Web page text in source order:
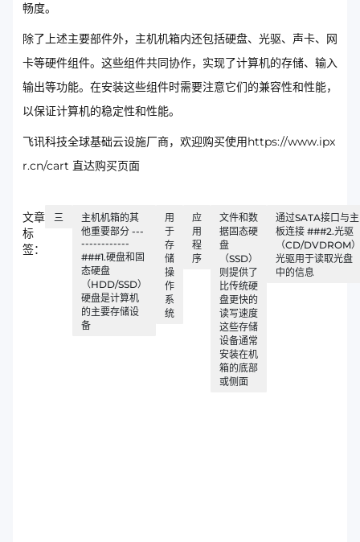
畅度。
除了上述主要部件外，主机机箱内还包括硬盘、光驱、声卡、网
卡等硬件组件。这些组件共同协作，实现了计算机的存储、输入
输出等功能。在安装这些组件时需要注意它们的兼容性和性能，
以保证计算机的稳定性和性能。
飞讯科技全球基础云设施厂商，欢迎购买使用https://www.ipx
r.cn/cart 直达购买页面
文章
标
签：
三
主机机箱的其
他重要部分 ---
------------
###1.硬盘和固
态硬盘
（HDD/SSD）
硬盘是计算机
的主要存储设
备
用
于
存
储
操
作
系
统
应
用
程
序
文件和数
据固态硬
盘
（SSD）
则提供了
比传统硬
盘更快的
读写速度
这些存储
设备通常
安装在机
箱的底部
或侧面
通过SATA接口与主
板连接 ###2.光驱
（CD/DVDROM）
光驱用于读取光盘
中的信息